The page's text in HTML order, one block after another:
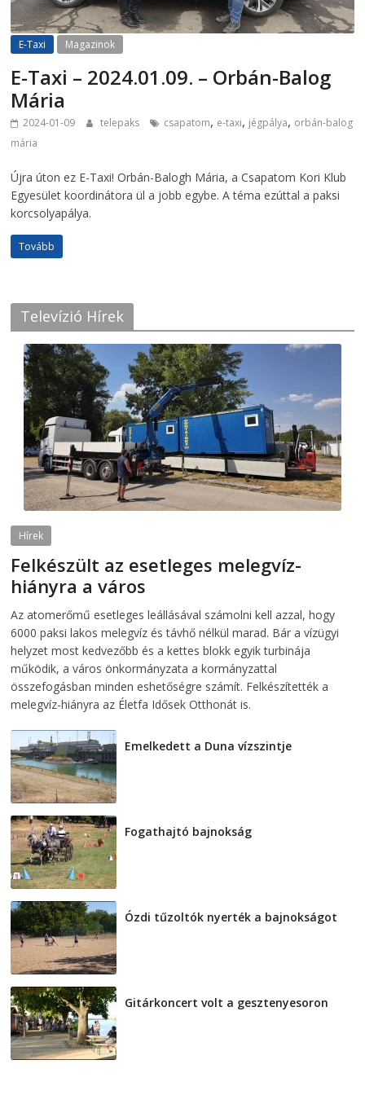
E-Taxi Magazinok
E-Taxi – 2024.01.09. – Orbán-Balog
Mária
2024-01-09 telepaks csapatom, e-taxi, jégpálya, orbán-balog
mária
Újra úton ez E-Taxi! Orbán-Balogh Mária, a Csapatom Kori Klub
Egyesület koordinátora ül a jobb egybe. A téma ezúttal a paksi
korcsolyapálya.
Tovább
Televízió Hírek
Hírek
Felkészült az esetleges melegvíz-
hiányra a város
Az atomerőmű esetleges leállásával számolni kell azzal, hogy
6000 paksi lakos melegvíz és távhő nélkül marad. Bár a vízügyi
helyzet most kedvezőbb és a kettes blokk egyik turbinája
működik, a város önkormányzata a kormányzattal
összefogásban minden eshetőségre számít. Felkészítették a
melegvíz-hiányra az Életfa Idősek Otthonát is.
Emelkedett a Duna vízszintje
Fogathajtó bajnokság
Ózdi tűzoltók nyerték a bajnokságot
Gitárkoncert volt a gesztenyesoron